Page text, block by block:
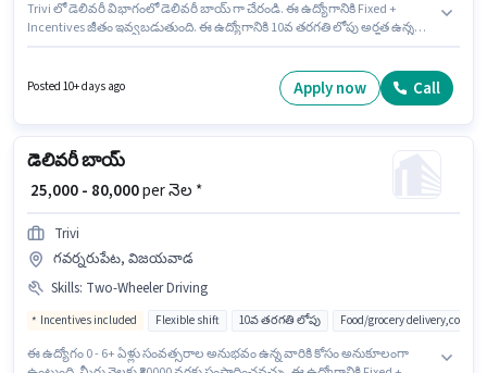
Trivi లో డెలివరీ విభాగంలో డెలివరీ బాయ్ గా చేరండి. ఈ ఉద్యోగానికి Fixed +
Incentives జీతం ఇవ్వబడుతుంది. ఈ ఉద్యోగానికి 10వ తరగతి లోపు అర్హత ఉన్న
వారికి కోసం, నెల జీతం ₹80000 ఉంటుంది. ఈ ఉద్యోగానికి అర్హత పొందేందుకు అభ్యర్థికి
Posted 10+ days ago Apply now Call
డెలివరీ బాయ్
₹ 25,000 - 80,000per నెల *
Trivi
గవర్నరుపేట, విజయవాడ
Skills: Two-Wheeler Driving
Incentives included Flexible shift 10వ తరగతి లోపు Food/grocery
ఈ ఉద్యోగం 0 - 6+ ఏళ్లు సంవత్సరాల అనుభవం ఉన్న వారికి కోసం అనుకూలంగా